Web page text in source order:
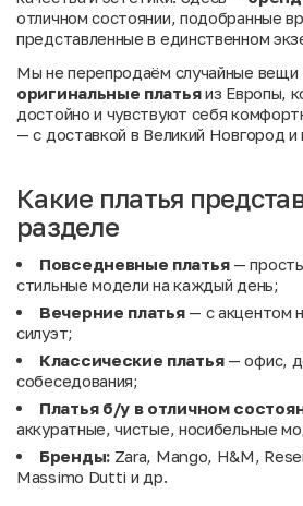
отличном состоянии, подобранные
представленные в единственном
Мы не перепродаём случайные вещи
оригинальные платьяиз Европы,
достойно и чувствуют себя
— с доставкой в Великий Новгород и
Какие платья
разделе
Повседневные платья—
стильные модели на каждый день;
Вечерние платья— с акцентом
силуэт;
Классические платья— офис,
собеседования;
Платья б/у в отличном
аккуратные, чистые, носибельные
Бренды:Zara, Mango, H&M,
Massimo Dutti и др.